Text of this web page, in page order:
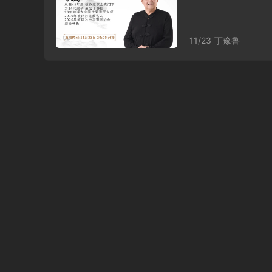
11/23 丁豫鲁